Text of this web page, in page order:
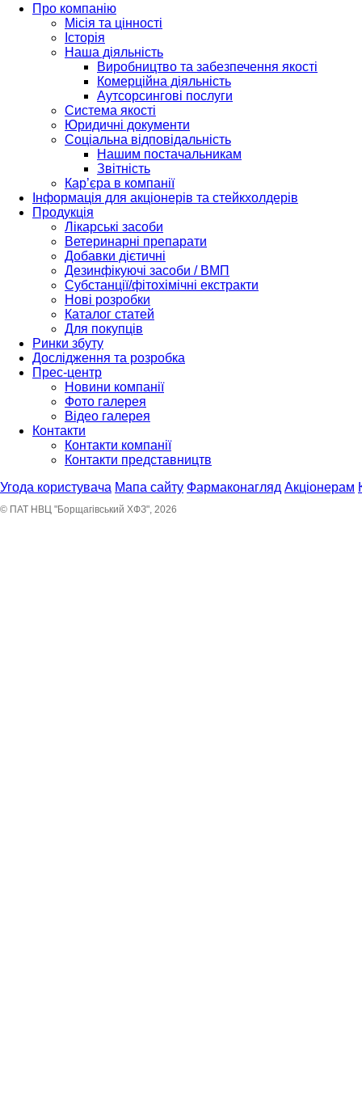
Про компанію
Місія та цінності
Історія
Наша діяльність
Виробництво та забезпечення якості
Комерційна діяльність
Аутсорсингові послуги
Система якості
Юридичні документи
Соціальна відповідальність
Нашим постачальникам
Звітність
Кар’єра в компанії
Інформація для акціонерів та стейкхолдерів
Продукція
Лікарські засоби
Ветеринарні препарати
Добавки дієтичні
Дезинфікуючі засоби / ВМП
Субстанції/фітохімічні екстракти
Нові розробки
Каталог статей
Для покупців
Ринки збуту
Дослідження та розробка
Прес-центр
Новини компанії
Фото галерея
Відео галерея
Контакти
Контакти компанії
Контакти представництв
Угода користувача Мапа сайту Фармаконагляд Акціонерам
© ПАТ НВЦ "Борщагівський ХФЗ", 2026